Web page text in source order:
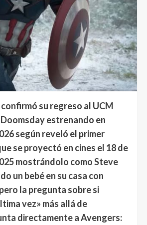
confirmó su regreso al UCM
estrenando en
según reveló el primer
se proyectó en cines el 18 de
mostrándolo como Steve
un bebé en su casa con
la pregunta sobre si
vez» más allá de
directamente a Avengers: